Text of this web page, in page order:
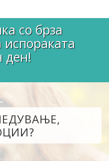
со брза
испораката
ден!